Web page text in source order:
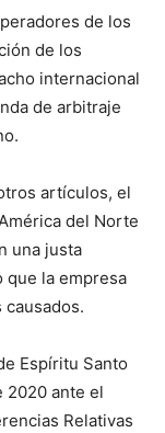
de los
de los
internacional
de arbitraje
artículos, el
del Norte
una justa
que la empresa
Espíritu Santo
2020 ante el
Relativas